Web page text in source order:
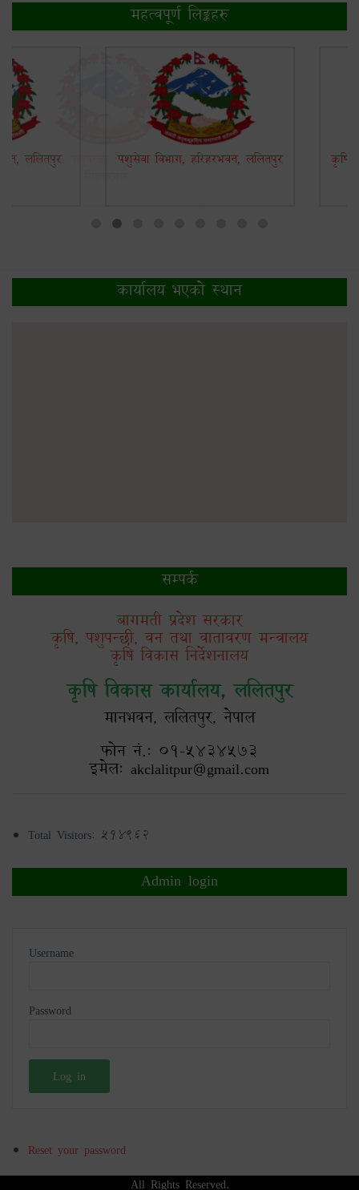
महत्वपूर्ण लिङ्कहरु
ललितपुर पशुसेवा विभाग, हरिहरभवन, ललितपुर कृषि
कार्यालय भएकाे स्थान
सम्पर्क
बागमती प्रदेश सरकार
कृषि, पशुपन्छी, वन तथा वातावरण मन्त्रालय
कृषि विकास निर्देशनालय
कृषि विकास कार्यालय, ललितपुर
मानभवन, ललितपुर, नेपाल
फोन नं.: ०१-५४३४५७३
इमेल: akclalitpur@gmail.com
Total Visitors: 514962
Admin login
Username
Password
Reset your password
All Rights Reserved.